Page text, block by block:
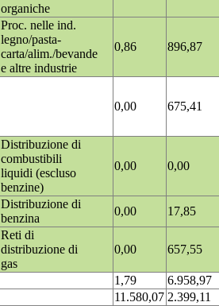
organiche
Proc. nelle ind.
legno/pasta-
carta/alim./bevande
e altre industrie
0,86 896,87
0,00 675,41
Distribuzione di
combustibili
liquidi (escluso
benzine)
0,00 0,00
Distribuzione di
benzina
0,00
17,85
Reti di
distribuzione di
gas
0,00 657,55
1,79
6.958,97
11.580,07 2.399,11